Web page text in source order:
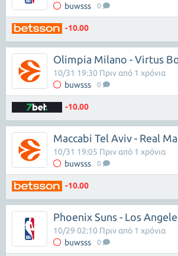
buwsss 0
-10.00
Olimpia Milano - Virtus
buwsss 0
10/31 19:30 Πριν από 1 χρόνια
-10.00
Maccabi Tel Aviv - Real
buwsss 0
10/31 19:05 Πριν από 1 χρόνια
-10.00
Phoenix Suns - Los
buwsss 0
10/29 02:10 Πριν από 1 χρόνια